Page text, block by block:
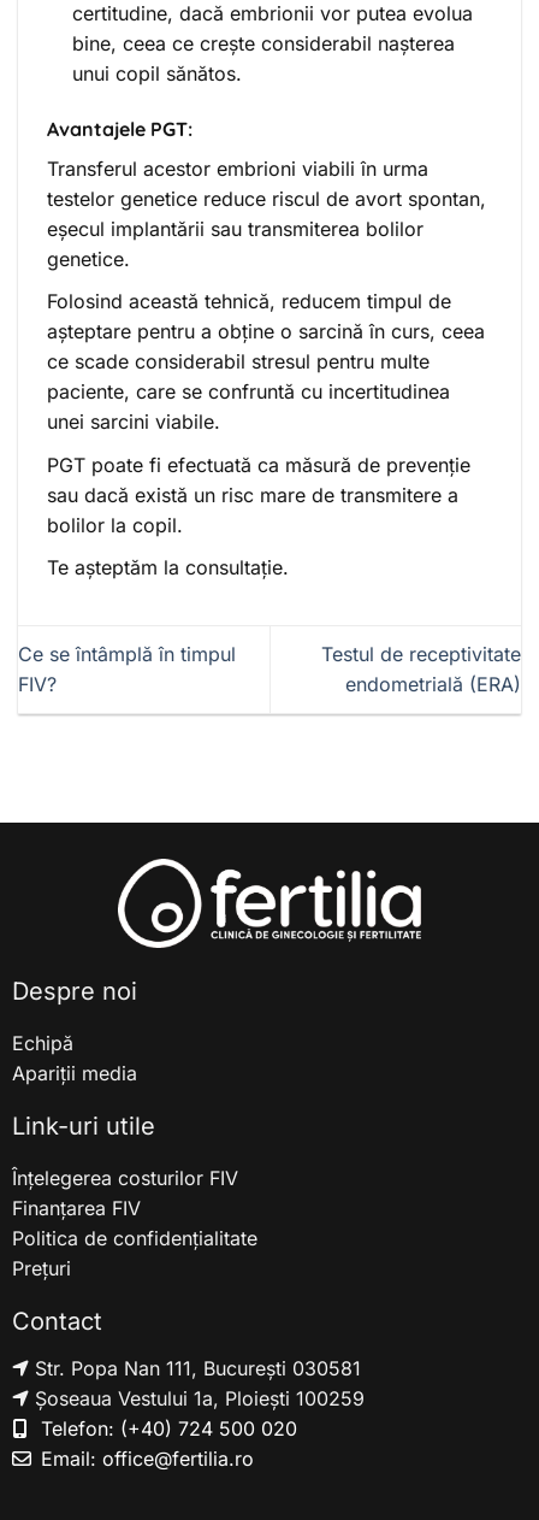
certitudine, dacă embrionii vor putea evolua
bine, ceea ce crește considerabil nașterea
unui copil sănătos.
Avantajele PGT:
Transferul acestor embrioni viabili în urma
testelor genetice reduce riscul de avort spontan,
eșecul implantării sau transmiterea bolilor
genetice.
Folosind această tehnică, reducem timpul de
așteptare pentru a obține o sarcină în curs, ceea
ce scade considerabil stresul pentru multe
paciente, care se confruntă cu incertitudinea
unei sarcini viabile.
PGT poate fi efectuată ca măsură de prevenție
sau dacă există un risc mare de transmitere a
bolilor la copil.
Te așteptăm la consultație.
Ce se întâmplă în timpul
FIV?
Testul de receptivitate
endometrială (ERA)
Despre noi
Echipă
Apariții media
Link-uri utile
Înțelegerea costurilor FIV
Finanțarea FIV
Politica de confidențialitate
Prețuri
Contact
Str. Popa Nan 111, București 030581
Șoseaua Vestului 1a, Ploiești 100259
Telefon: (+40) 724 500 020
Email: office@fertilia.ro